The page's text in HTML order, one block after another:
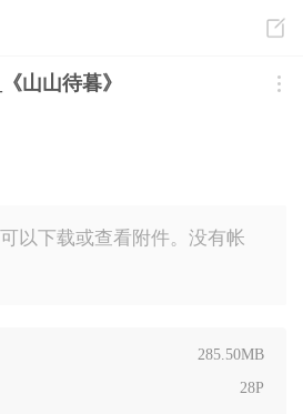
山山待暮》
以下载或查看附件。没有帐
285.50MB
28P